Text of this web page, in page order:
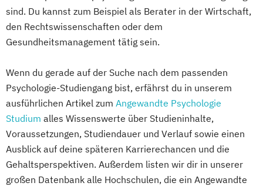
sind. Du kannst zum Beispiel als Berater in der Wirtschaft,
den Rechtswissenschaften oder dem
Gesundheitsmanagement tätig sein.
Wenn du gerade auf der Suche nach dem passenden
Psychologie-Studiengang bist, erfährst du in unserem
ausführlichen Artikel zum Angewandte Psychologie
Studium alles Wissenswerte über Studieninhalte,
Voraussetzungen, Studiendauer und Verlauf sowie einen
Ausblick auf deine späteren Karrierechancen und die
Gehaltsperspektiven. Außerdem listen wir dir in unserer
großen Datenbank alle Hochschulen, die ein Angewandte